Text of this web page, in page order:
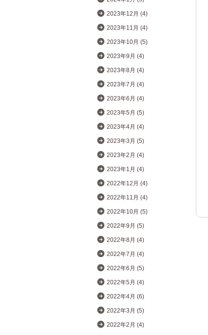
2023年12月 (4)
2023年11月 (4)
2023年10月 (5)
2023年9月 (4)
2023年8月 (4)
2023年7月 (4)
2023年6月 (4)
2023年5月 (5)
2023年4月 (4)
2023年3月 (5)
2023年2月 (4)
2023年1月 (4)
2022年12月 (4)
2022年11月 (4)
2022年10月 (5)
2022年9月 (5)
2022年8月 (4)
2022年7月 (4)
2022年6月 (5)
2022年5月 (4)
2022年4月 (6)
2022年3月 (5)
2022年2月 (4)